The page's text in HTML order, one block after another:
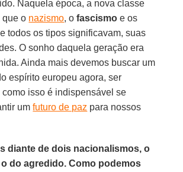
Naquela época, a nova classe
que o nazismo, ofascismo e os
todos os tipos significavam, suas
O sonho daquela geração era
Ainda mais devemos buscar um
espírito europeu agora, ser
isso é indispensável se
umfuturo de paz para nossos
diante de dois nacionalismos, o
do agredido. Como podemos